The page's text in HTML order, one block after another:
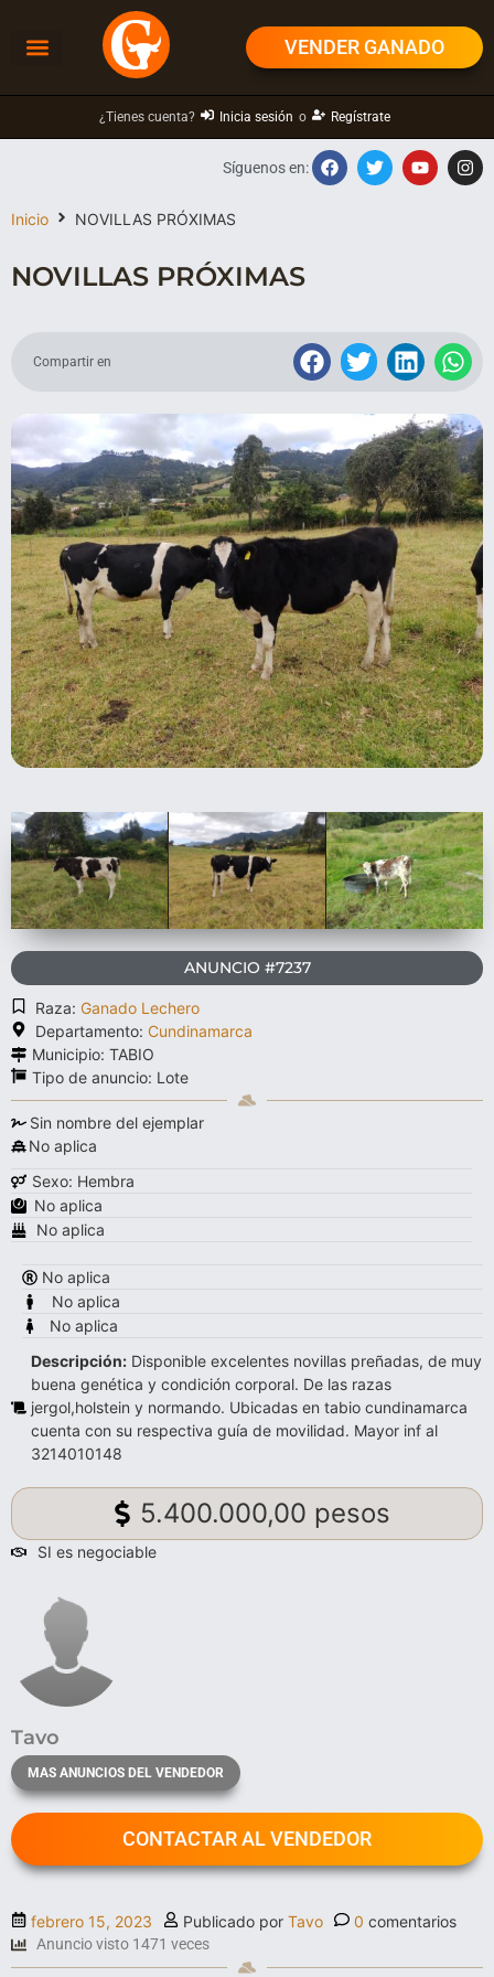
VENDER GANADO
¿Tienes cuenta? Inicia sesión o Regístrate
Inicio NOVILLAS PRÓXIMAS
Síguenos en:
NOVILLAS PRÓXIMAS
Compartir en
ANUNCIO #7237
Raza: Ganado Lechero
Departamento: Cundinamarca
Municipio: TABIO
Tipo de anuncio: Lote
Sin nombre del ejemplar
No aplica
Sexo: Hembra
No aplica
No aplica
No aplica
No aplica
No aplica
Descripción: Disponible excelentes novillas preñadas, de muy
buena genética y condición corporal. De las razas
jergol,holstein y normando. Ubicadas en tabio cundinamarca
cuenta con su respectiva guía de movilidad. Mayor inf al
3214010148
5.400.000,00 pesos
SI es negociable
Tavo
MAS ANUNCIOS DEL VENDEDOR
CONTACTAR AL VENDEDOR
febrero 15, 2023 Publicado por Tavo 0 comentarios
Anuncio visto 1471 veces